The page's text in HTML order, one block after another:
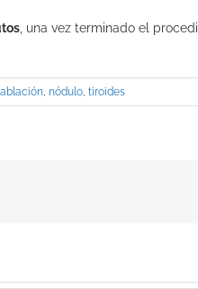
, una vez terminado el
ablación nódulo tiroides